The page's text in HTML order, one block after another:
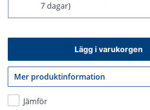
7 dagar)
Lägg i varukorgen
Gå till kassan
Mer produktinformation
Jämför